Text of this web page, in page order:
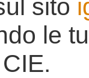
sito
le